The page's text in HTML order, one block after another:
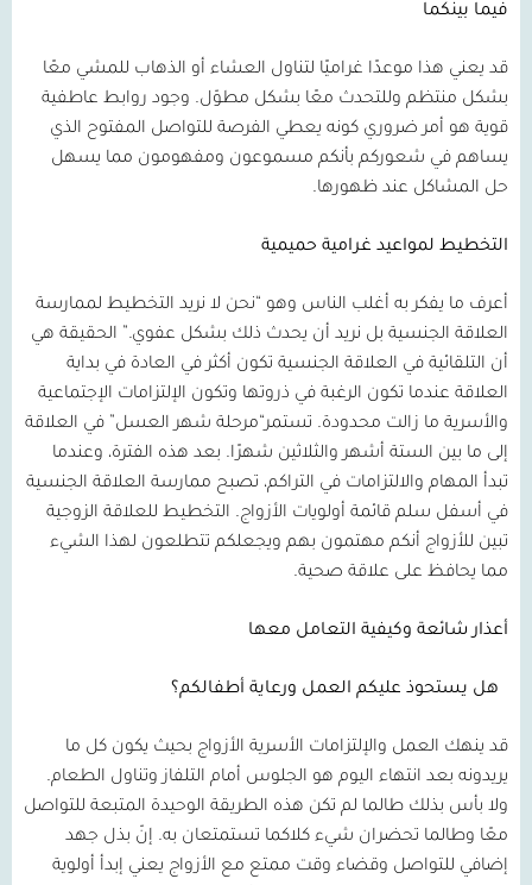
فيما بينكما
قد يعني هذا موعدًا غراميًا لتناول العشاء أو الذهاب للمشي معًا
بشكل منتظم وللتحدث معًا بشكل مطوّل. وجود روابط عاطفية
قوية هو أمر ضروري كونه يعطي الفرصة للتواصل المفتوح الذي
يساهم في شعوركم بأنكم مسموعون ومفهومون مما يسهل
حل المشاكل عند ظهورها.
التخطيط لمواعيد غرامية حميمية
أعرف ما يفكر به أغلب الناس وهو
نحن لا نريد التخطيط لممارسة
العلاقة الجنسية بل نريد أن يحدث ذلك بشكل عفوي.” الحقيقة هي
أن التلقائية في العلاقة الجنسية تكون أكثر في العادة في بداية
العلاقة عندما تكون الرغبة في ذروتها وتكون الإلتزامات الإجتماعية
والأسرية ما زالت محدودة. تستمر مرحلة شهر العسل
في العلاقة
إلى ما بين الستة أشهر والثلاثين شهرًا. بعد هذه الفترة، وعندما
تبدأ المهام والالتزامات في التراكم، تصبح ممارسة العلاقة الجنسية
في أسفل سلم قائمة أولويات الأزواج. التخطيط للعلاقة الزوجية
تبين للأزواج أنكم مهتمون بهم ويجعلكم تتطلعون لهذا الشيء
مما يحافظ على علاقة صحية.
أعذار شائعة وكيفية التعامل معها
هل يستحوذ عليكم العمل ورعاية أطفالكم؟
قد ينهك العمل والإلتزامات الأسرية الأزواج بحيث يكون كل ما
يريدونه بعد انتهاء اليوم هو الجلوس أمام التلفاز وتناول الطعام.
ولا بأس بذلك طالما لم تكن هذه الطريقة الوحيدة المتبعة للتواصل
معًا وطالما تحضران شيء كلاكما تستمتعان به. إنّ بذل جهد
إضافي للتواصل وقضاء وقت ممتع مع الأزواج يعني إبدأ أولوية